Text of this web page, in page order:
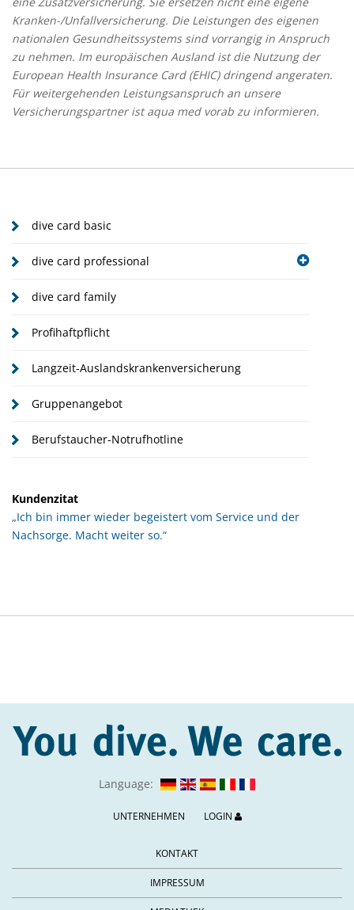
Kranken-/Unfallversicherung. Die Leistungen des eigenen
nationalen Gesundheitssystems sind vorrangig in Anspruch
zu nehmen. Im europäischen Ausland ist die Nutzung der
European Health Insurance Card (EHIC) dringend angeraten.
Für weitergehenden Leistungsanspruch an unsere
Versicherungspartner ist aqua med vorab zu informieren.
dive card basic
dive card professional
dive card family
Profihaftpflicht
Langzeit-Auslandskrankenversicherung
Gruppenangebot
Berufstaucher-Notrufhotline
Kundenzitat
„Ich bin immer wieder begeistert vom Service und der
Nachsorge. Macht weiter so.“
Language:
UNTERNEHMEN LOGIN
KONTAKT
IMPRESSUM